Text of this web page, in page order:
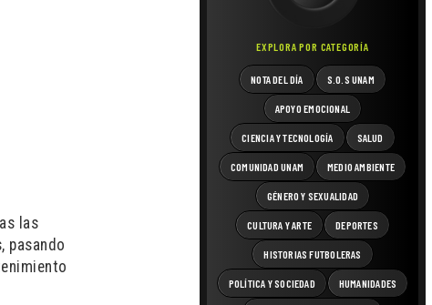
EXPLORA POR CATEGORÍA
NOTA DEL DÍA S.O.S UNAM
APOYO EMOCIONAL
CIENCIA Y TECNOLOGÍA SALUD
COMUNIDAD UNAM MEDIO AMBIENTE
GÉNERO Y SEXUALIDAD
CULTURA Y ARTE DEPORTES
HISTORIAS FUTBOLERAS
POLÍTICA Y SOCIEDAD HUMANIDADES
las
pasando